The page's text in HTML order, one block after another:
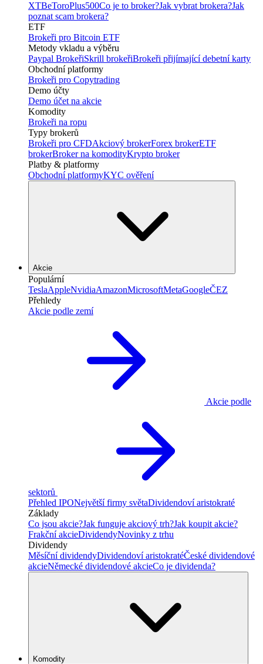
XTBeToroPlus500Co je to broker?Jak vybrat brokera?Jak
poznat scam brokera?
ETF
Brokeři pro Bitcoin ETF
Metody vkladu a výběru
Paypal BrokeřiSkrill brokeřiBrokeři přijímající debetní karty
Obchodní platformy
Brokeři pro Copytrading
Demo účty
Demo účet na akcie
Komodity
Brokeři na ropu
Typy brokerů
Brokeři pro CFDAkciový brokerForex brokerETF
brokerBroker na komodityKrypto broker
Platby & platformy
Obchodní platformyKYC ověření
Akcie
Populární
TeslaAppleNvidiaAmazonMicrosoftMetaGoogleČEZ
Přehledy
Akcie podle zemí
Akcie podle
sektorů
Přehled IPONejvětší firmy světaDividendoví aristokraté
Základy
Co jsou akcie?Jak funguje akciový trh?Jak koupit akcie?
Frakční akcieDividendyNovinky z trhu
Dividendy
Měsíční dividendyDividendoví aristokratéČeské dividendové
akcieNěmecké dividendové akcieCo je dividenda?
Komodity